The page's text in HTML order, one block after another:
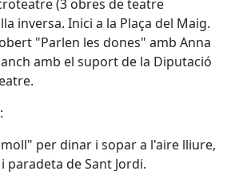
(3 obres de teatre
inversa. Inici a la Plaça del Maig.
"Parlen les dones" amb Anna
amb el suport de la Diputació
per dinar i sopar a l'aire lliure,
paradeta de Sant Jordi.